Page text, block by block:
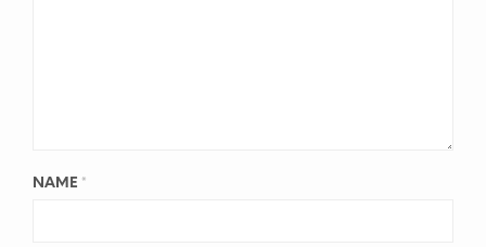
NAME *